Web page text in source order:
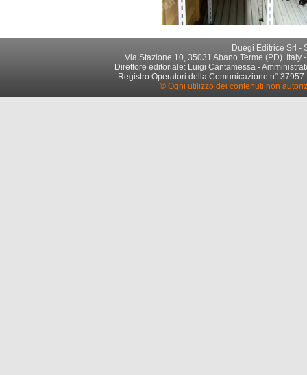
Duegi Editrice Srl -
Via Stazione 10, 35031 Abano Terme (PD).
Direttore editoriale: Luigi Cantamessa -
Registro Operatori della Comunicazione n°
© Ogni utilizzo dei contenuti non